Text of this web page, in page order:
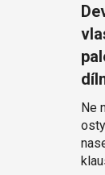
Ne